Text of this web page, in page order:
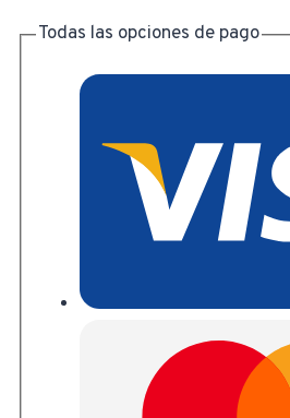
Todas las opciones de pago